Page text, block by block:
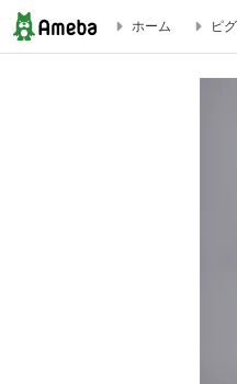
３０％ＯＦＦ ビフォアー＆
ホーム ピグ